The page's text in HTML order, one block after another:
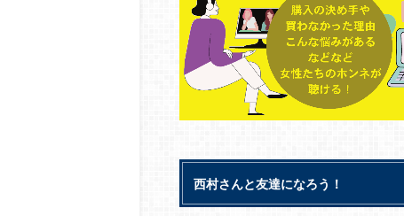
西村さんと友達になろう！